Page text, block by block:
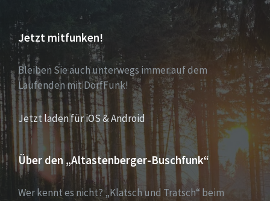
Jetzt mitfunken!
Bleiben Sie auch unterwegs immer auf dem
Laufenden mit DorfFunk!
Jetzt laden für iOS & Android
Über den „Altastenberger-Buschfunk“
Wer kennt es nicht? „Klatsch und Tratsch“ beim